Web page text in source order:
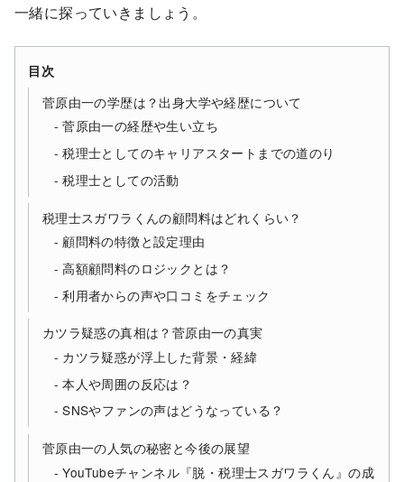
一緒に探っていきましょう。
目次
菅原由一の学歴は？出身大学や経歴について
菅原由一の経歴や生い立ち
税理士としてのキャリアスタートまでの道のり
税理士としての活動
税理士スガワラくんの顧問料はどれくらい？
顧問料の特徴と設定理由
高額顧問料のロジックとは？
利用者からの声や口コミをチェック
カツラ疑惑の真相は？菅原由一の真実
カツラ疑惑が浮上した背景・経緯
本人や周囲の反応は？
SNSやファンの声はどうなっている？
菅原由一の人気の秘密と今後の展望
YouTubeチャンネル『脱・税理士スガワラくん』の成